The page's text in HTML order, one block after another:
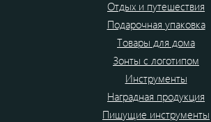
Отдых и путешествия
Подарочная упаковка
Товары для дома
Зонты с логотипом
Инструменты
Наградная продукция
Пишущие инструменты